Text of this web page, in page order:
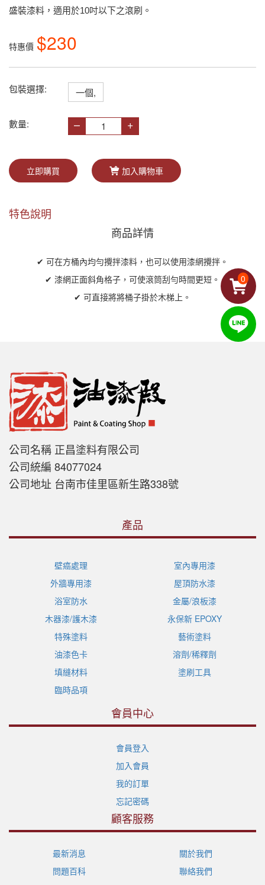
盛裝漆料，適用於10吋以下之滾刷。
特惠價 $230
包裝選擇: 一個,
數量: – +
立即購買 加入購物車
特色說明
商品詳情
✔ 可在方桶內均勻攪拌漆料，也可以使用漆網攪拌。
✔ 漆網正面斜角格子，可使滾筒刮勻時間更短。
✔ 可直接將將桶子掛於木梯上。
公司名稱 正昌塗料有限公司
公司統編 84077024
公司地址 台南市佳里區新生路338號
產品
壁癌處理
室內專用漆
外牆專用漆
屋頂防水漆
浴室防水
金屬/浪板漆
木器漆/護木漆
永保新 EPOXY
特殊塗料
藝術塗料
油漆色卡
溶劑/稀釋劑
填縫材料
塗刷工具
臨時品項
會員中心
會員登入
加入會員
我的訂單
忘記密碼
顧客服務
最新消息
問題百科
關於我們
聯絡我們
0